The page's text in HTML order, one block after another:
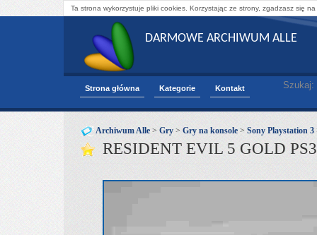
Ta strona wykorzystuje pliki cookies. Korzystając ze strony, zgadzasz się
DARMOWE ARCHIWUM ALLE
Strona główna Kategorie Kontakt Szukaj:
Archiwum Alle > Gry > Gry na konsole > Sony Playstation 3
RESIDENT EVIL 5 GOLD